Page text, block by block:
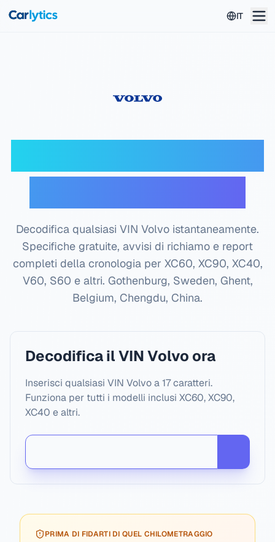
IT
Decodifica qualsiasi VIN Volvo istantaneamente.
Specifiche gratuite, avvisi di richiamo e report
completi della cronologia per XC60, XC90, XC40,
V60, S60 e altri. Gothenburg, Sweden, Ghent,
Belgium, Chengdu, China.
Decodifica il VIN Volvo ora
Inserisci qualsiasi VIN Volvo a 17 caratteri.
Funziona per tutti i modelli inclusi XC60, XC90,
XC40 e altri.
PRIMA DI FIDARTI DI QUEL CHILOMETRAGGIO